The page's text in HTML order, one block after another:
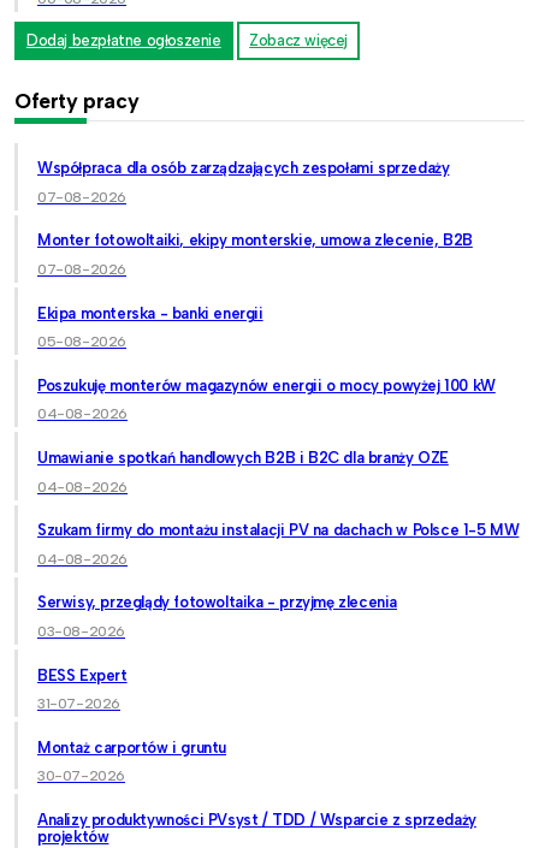
Dodaj bezpłatne ogłoszenie Zobacz więcej
Oferty pracy
Współpraca dla osób zarządzających zespołami sprzedaży
07-08-2026
Monter fotowoltaiki, ekipy monterskie, umowa zlecenie, B2B
07-08-2026
Ekipa monterska - banki energii
05-08-2026
Poszukuję monterów magazynów energii o mocy powyżej 100 kW
04-08-2026
Umawianie spotkań handlowych B2B i B2C dla branży OZE
04-08-2026
Szukam firmy do montażu instalacji PV na dachach w Polsce 1-5 MW
04-08-2026
Serwisy, przeglądy fotowoltaika - przyjmę zlecenia
03-08-2026
BESS Expert
31-07-2026
Montaż carportów i gruntu
30-07-2026
Analizy produktywności PVsyst / TDD / Wsparcie z sprzedaży
projektów